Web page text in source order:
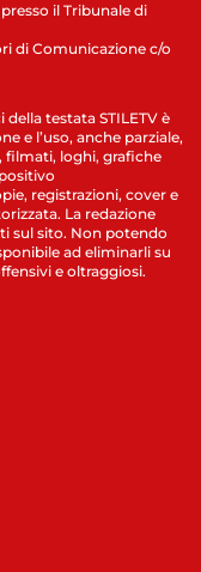
il Tribunale di
di Comunicazione c/o
testata STILETV è
e l’uso, anche parziale,
filmati, loghi, grafiche
registrazioni, cover e
La redazione
sul sito. Non potendo
ad eliminarli su
e oltraggiosi.